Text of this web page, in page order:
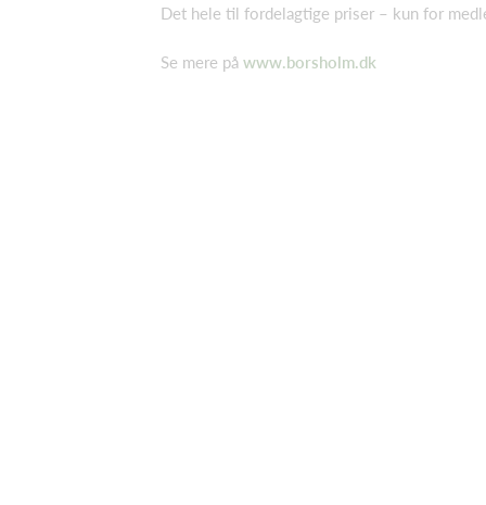
Det hele til fordelagtige priser – kun for
Se mere på www.borsholm.dk